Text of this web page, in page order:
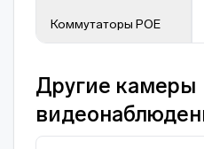
Коммутаторы POE
Другие камеры